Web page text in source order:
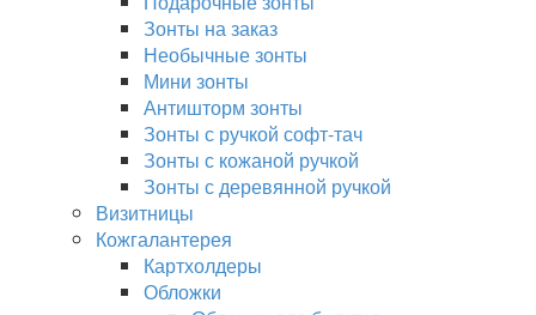
Зонты на заказ
Необычные зонты
Мини зонты
Антишторм зонты
Зонты с ручкой софт-тач
Зонты с кожаной ручкой
Зонты с деревянной ручкой
Визитницы
Кожгалантерея
Картхолдеры
Обложки